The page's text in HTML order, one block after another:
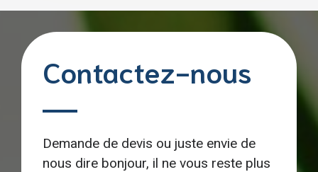
Contactez-nous
Demande de devis ou juste envie de
nous dire bonjour, il ne vous reste plus